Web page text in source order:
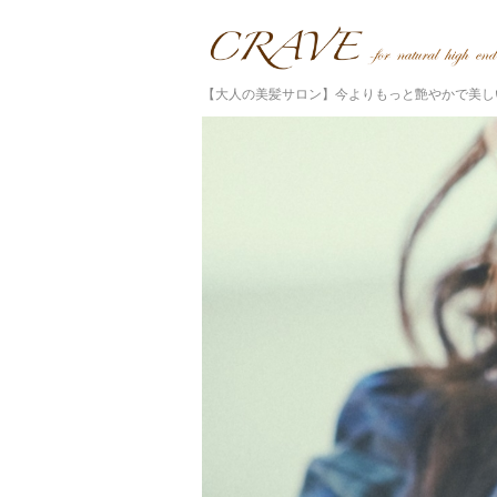
【大人の美髪サロン】今よりもっと艶やかで美